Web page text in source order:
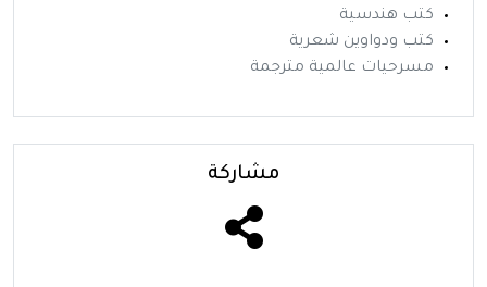
كتب هندسية
كتب ودواوين شعرية
مسرحيات عالمية مترجمة
مشاركة